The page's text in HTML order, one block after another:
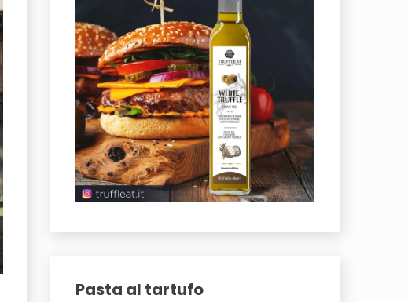
Pasta al tartufo